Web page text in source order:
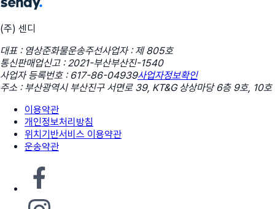
(주) 센디
대표 : 염상준화물운송주선사업자 : 제 805호
통신판매업신고 : 2021-부산부산진-1540
사업자 등록번호 : 617-86-04939사업자정보확인
주소 : 부산광역시 부산진구 서면로 39, KT&G 상상마당 6층 9호, 10호
이용약관
개인정보처리방침
위치기반서비스 이용약관
운송약관